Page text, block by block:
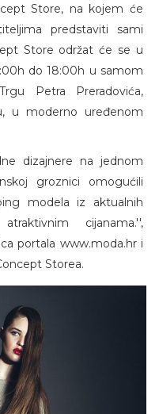
Store, na kojem će
predstaviti sami
Store održat će se u
do 18:00h u samom
Petra Preradovića,
u moderno uređenom
dizajnere na jednom
groznici omogućili
modela iz aktualnih
cijanama.'',
portala www.moda.hr i
Storea.